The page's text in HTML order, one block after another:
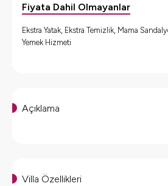
Fiyata Dahil Olmayanlar
Ekstra Yatak, Ekstra Temizlik, Mama
Yemek Hizmeti
Açıklama
Villa Özellikleri